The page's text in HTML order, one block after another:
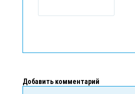
Добавить комментарий